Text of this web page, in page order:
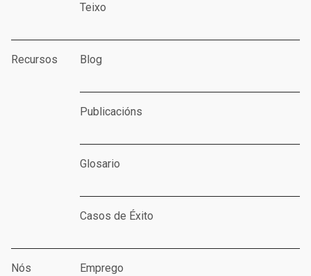
Teixo
Recursos Blog
Publicacións
Glosario
Casos de Éxito
Nós Emprego